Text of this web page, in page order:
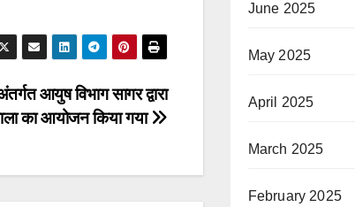
आयुष विभाग सागर द्वारा
का आयोजन किया गया
June 2025
May 2025
April 2025
March 2025
February 2025